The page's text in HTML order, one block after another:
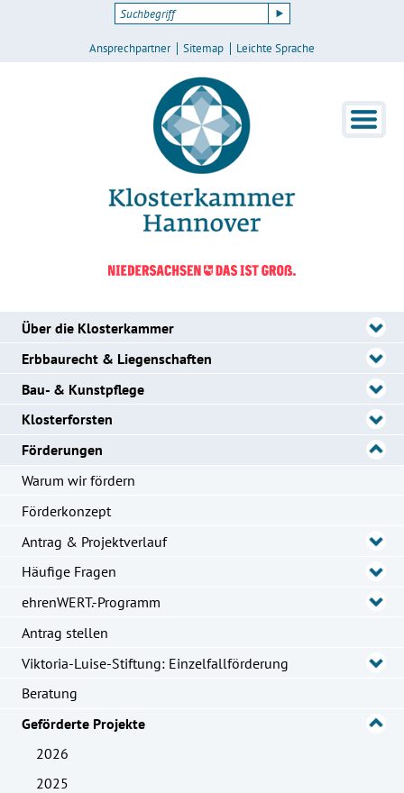
Ansprechpartner Sitemap Leichte Sprache
Über die Klosterkammer
Erbbaurecht & Liegenschaften
Bau- & Kunstpflege
Klosterforsten
Förderungen
Warum wir fördern
Förderkonzept
Antrag & Projektverlauf
Häufige Fragen
ehrenWERT.-Programm
Antrag stellen
Viktoria-Luise-Stiftung: Einzelfallförderung
Beratung
Geförderte Projekte
2026
2025